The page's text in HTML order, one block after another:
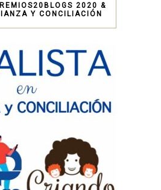
2020 &
Y CONCILIACIÓN